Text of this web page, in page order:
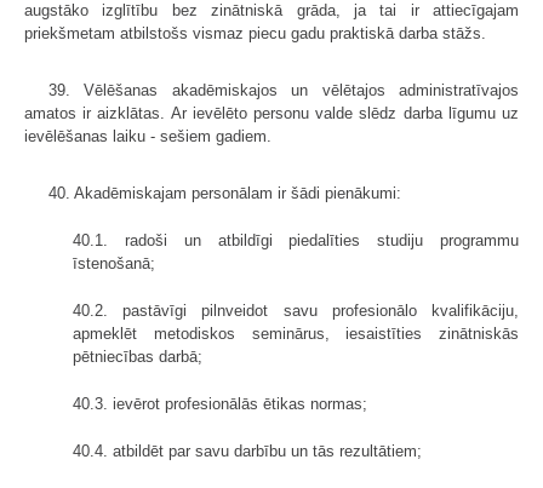
augstāko izglītību bez zinātniskā grāda, ja tai ir attiecīgajam
priekšmetam atbilstošs vismaz piecu gadu praktiskā darba stāžs.
39. Vēlēšanas akadēmiskajos un vēlētajos administratīvajos
amatos ir aizklātas. Ar ievēlēto personu valde slēdz darba līgumu uz
ievēlēšanas laiku - sešiem gadiem.
40. Akadēmiskajam personālam ir šādi pienākumi:
40.1. radoši un atbildīgi piedalīties studiju programmu
īstenošanā;
40.2. pastāvīgi pilnveidot savu profesionālo kvalifikāciju,
apmeklēt metodiskos seminārus, iesaistīties zinātniskās
pētniecības darbā;
40.3. ievērot profesionālās ētikas normas;
40.4. atbildēt par savu darbību un tās rezultātiem;